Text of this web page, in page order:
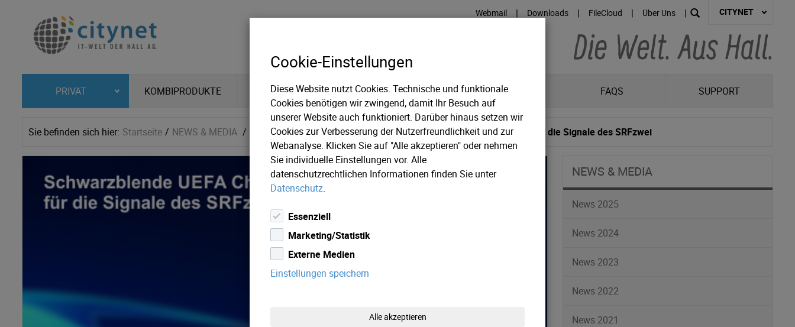
Webmail | Downloads | FileCloud | Über Uns | CITYNET
PRIVAT KOMBIPRODUKTE INTERNET TV GLASFASER FAQS SUPPORT
Sie befinden sich hier: Startseite NEWS & MEDIA News 2019 [R-104566] Schwarzblende UEFA Champions League für die Signale des SRFzwei
NEWS & MEDIA
News 2025
News 2024
News 2023
News 2022
News 2021
Cookie-Einstellungen
Diese Website nutzt Cookies. Technische und funktionale
Cookies benötigen wir zwingend, damit Ihr Besuch auf
unserer Website auch funktioniert. Darüber hinaus setzen wir
Cookies zur Verbesserung der Nutzerfreundlichkeit und zur
Webanalyse. Klicken Sie auf "Alle akzeptieren" oder nehmen
Sie individuelle Einstellungen vor. Alle
datenschutzrechtlichen Informationen finden Sie unter
Datenschutz.
Essenziell
Marketing/Statistik
Externe Medien
Einstellungen speichern
Alle akzeptieren